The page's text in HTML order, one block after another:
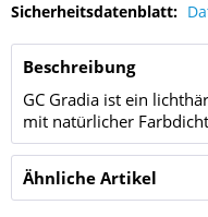
Sicherheitsdatenblatt:
Beschreibung
GC Gradia ist ein
mit natürlicher
Ähnliche Artikel